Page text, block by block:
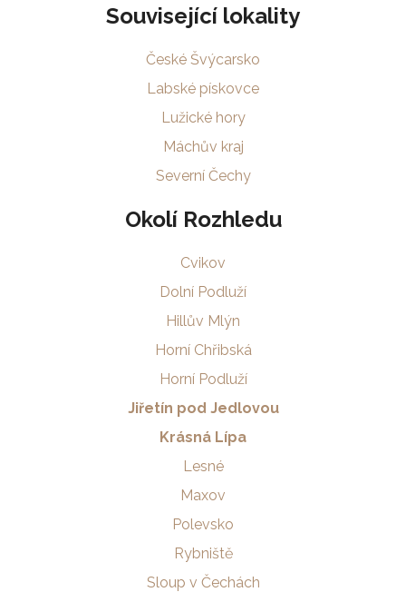
Související lokality
České Švýcarsko
Labské pískovce
Lužické hory
Máchův kraj
Severní Čechy
Okolí Rozhledu
Cvikov
Dolní Podluží
Hillův Mlýn
Horní Chřibská
Horní Podluží
Jiřetín pod Jedlovou
Krásná Lípa
Lesné
Maxov
Polevsko
Rybniště
Sloup v Čechách